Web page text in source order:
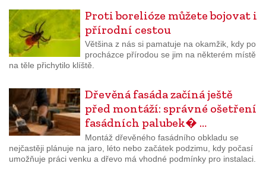
Proti borelióze můžete bojovat i
přírodní cestou
Většina z nás si pamatuje na okamžik, kdy po
procházce přírodou se jim na některém místě
na těle přichytilo klíště.
Dřevěná fasáda začíná ještě
před montáží: správné ošetření
fasádních palubek� …
Montáž dřevěného fasádního obkladu se
nejčastěji plánuje na jaro, léto nebo začátek podzimu, kdy počasí
umožňuje práci venku a dřevo má vhodné podmínky pro instalaci.